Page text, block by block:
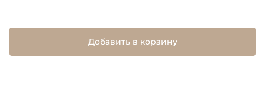
Добавить в корзину